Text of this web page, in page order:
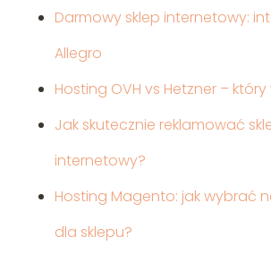
Darmowy sklep internetowy:
Allegro
Hosting OVH vs Hetzner –
Jak skutecznie reklamować
internetowy?
Hosting Magento: jak wybrać
dla sklepu?